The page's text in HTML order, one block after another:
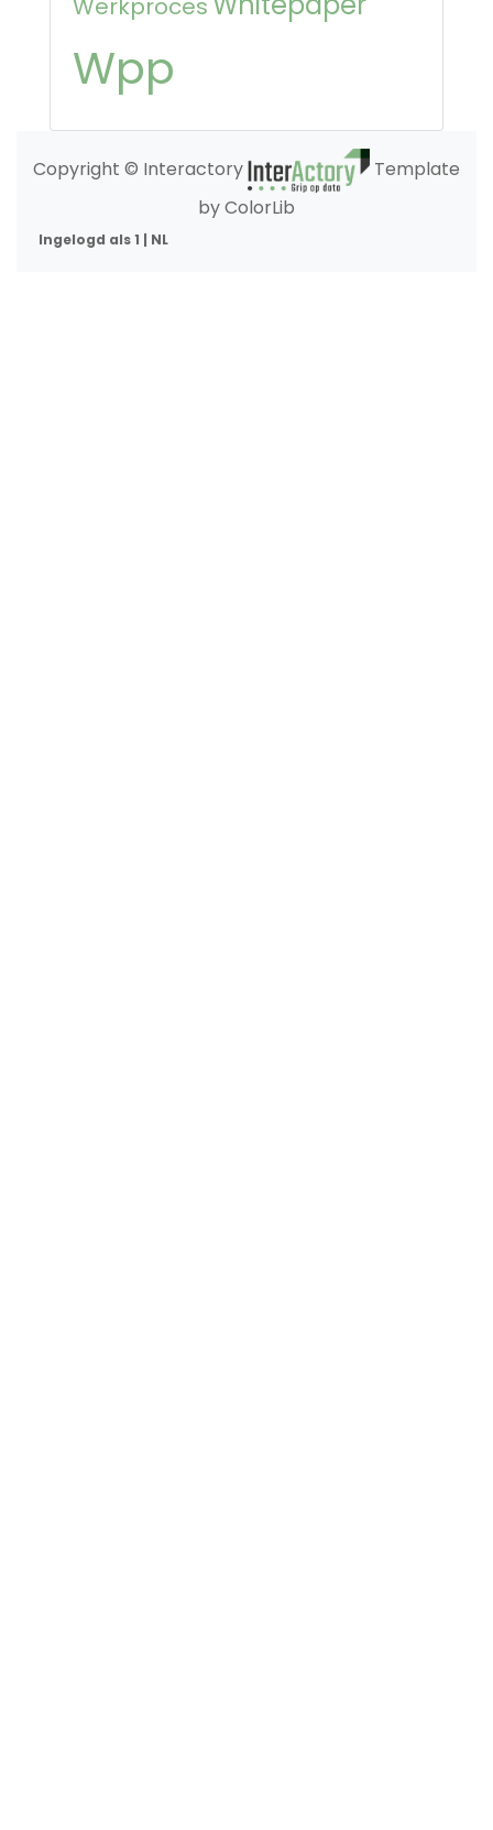
Wpp
Copyright © Interactory
Template
by ColorLib
Ingelogd als 1 | NL